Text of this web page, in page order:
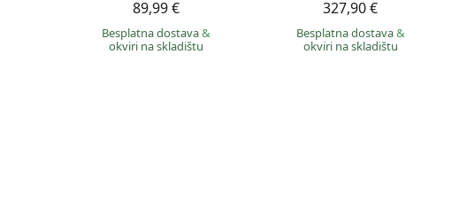
89,99 €
Besplatna dostava&
okviri na skladištu
327,90 €
Besplatna dostava&
okviri na skladištu